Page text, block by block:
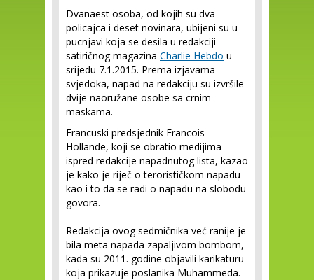
Dvanaest osoba, od kojih su dva
policajca i deset novinara, ubijeni su u
pucnjavi koja se desila u redakciji
satiričnog magazina Charlie Hebdo u
srijedu 7.1.2015. Prema izjavama
svjedoka, napad na redakciju su izvršile
dvije naoružane osobe sa crnim
maskama.
Francuski predsjednik Francois
Hollande, koji se obratio medijima
ispred redakcije napadnutog lista, kazao
je kako je riječ o terorističkom napadu
kao i to da se radi o napadu na slobodu
govora.
Redakcija ovog sedmičnika već ranije je
bila meta napada zapaljivom bombom,
kada su 2011. godine objavili karikaturu
koja prikazuje poslanika Muhammeda.